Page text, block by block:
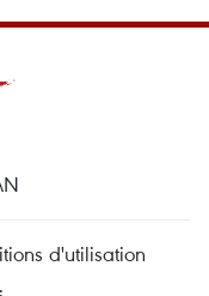
d'utilisation